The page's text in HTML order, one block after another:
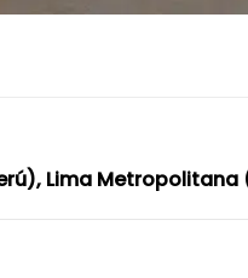
Lima Metropolitana